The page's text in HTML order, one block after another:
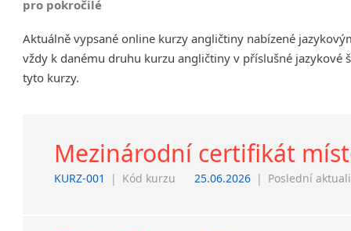
Děčín
Hodonín
Prostějov
Sedlčany
Tišnov
pro pokročilé
Aktuálně vypsané online kurzy angličtiny nabízené
vždy k danému druhu kurzu angličtiny v příslušné
tyto kurzy.
Mezinárodní certifikát
KURZ-001 | Kód kurzu 25.06.2026 | Poslední